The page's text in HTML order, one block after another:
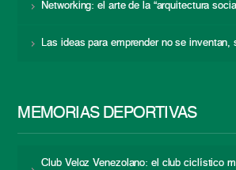
Networking: el arte de la “arquitectura
Las ideas para emprender no se inventan,
MEMORIAS DEPORTIVAS
Club Veloz Venezolano: el club ciclístico